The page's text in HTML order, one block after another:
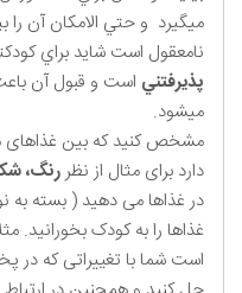
ميگيرد و حتي الامكان آن را
نامعقول است شايد براي
پذيرفتني است و قبول آن
ميشود.
مشخص کنید که بین غذاهای
دارد برای مثال از نظررنگ،
در غذاها می دهید ( بسته
غذاها را به کودک
است شما با تغییراتی که